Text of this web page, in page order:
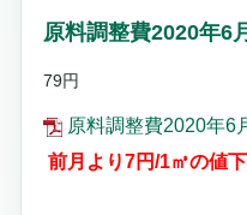
原料調整費2020年6
79円
原料調整費2020年6
前月より7円/1㎥の値